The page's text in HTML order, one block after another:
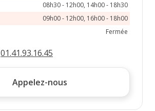
08h30 - 12h00, 14h00 - 18h30
09h00 - 12h00, 16h00 - 18h00
Fermée
01.41.93.16.45
Appelez-nous